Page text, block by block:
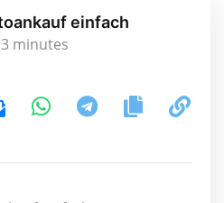
einfach
3 minutes